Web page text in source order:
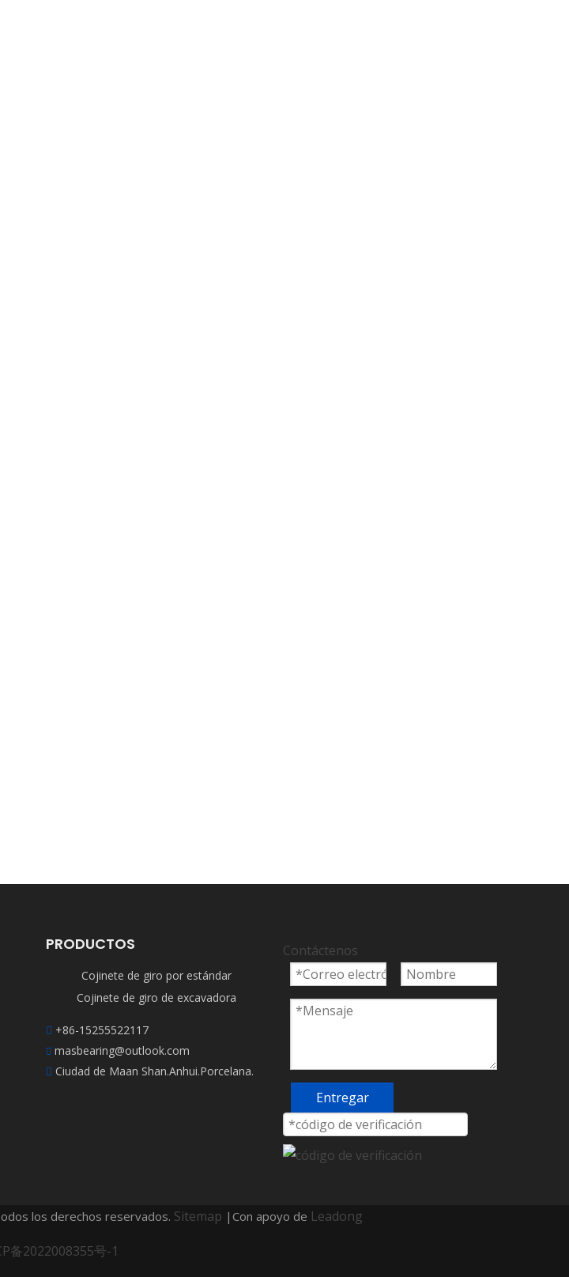
PRODUCTOS
Cojinete de giro por estándar
Cojinete de giro de excavadora
 +86-15255522117
 masbearing@outlook.com
 Ciudad de Maan Shan.Anhui.Porcelana.
Contáctenos
Entregar
los derechos reservados. Sitemap |Con apoyo de Leadong
备2022008355号-1